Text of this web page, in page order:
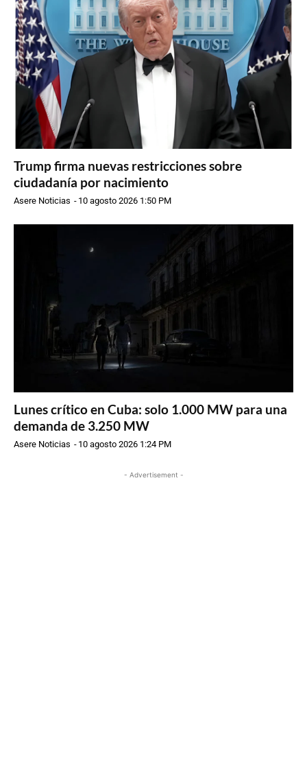
Trump firma nuevas restricciones sobre
ciudadanía por nacimiento
Asere Noticias - 10 agosto 2026 1:50 PM
Lunes crítico en Cuba: solo 1.000 MW para una
demanda de 3.250 MW
Asere Noticias - 10 agosto 2026 1:24 PM
- Advertisement -